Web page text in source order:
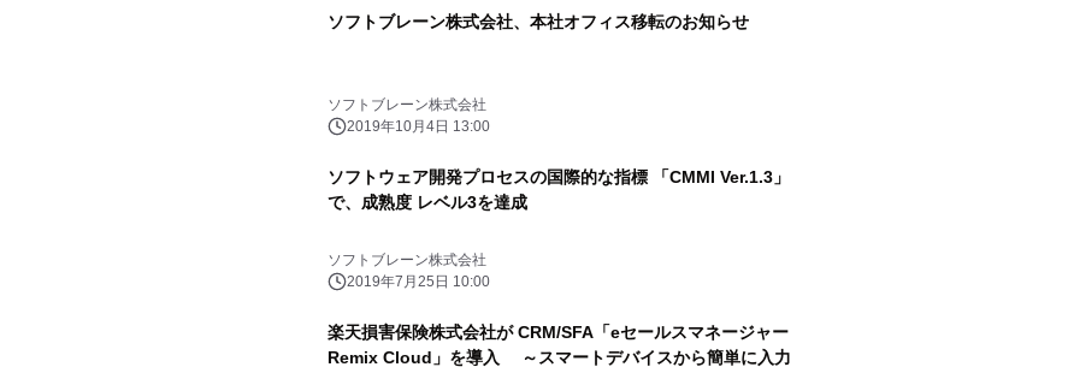
ソフトブレーン株式会社、本社オフィス移転のお知らせ
ソフトブレーン株式会社
2019年10月4日 13:00
ソフトウェア開発プロセスの国際的な指標 「CMMI Ver.1.3」
で、成熟度 レベル3を達成
ソフトブレーン株式会社
2019年7月25日 10:00
楽天損害保険株式会社が CRM/SFA「eセールスマネージャー
Remix Cloud」を導入 ～スマートデバイスから簡単に入力